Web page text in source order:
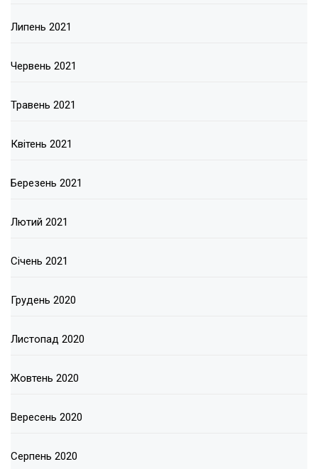
Липень 2021
Червень 2021
Травень 2021
Квітень 2021
Березень 2021
Лютий 2021
Січень 2021
Грудень 2020
Листопад 2020
Жовтень 2020
Вересень 2020
Серпень 2020